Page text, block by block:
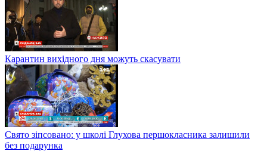
Карантин вихідного дня можуть скасувати
Свято зіпсовано: у школі Глухова першокласника залишили
без подарунка